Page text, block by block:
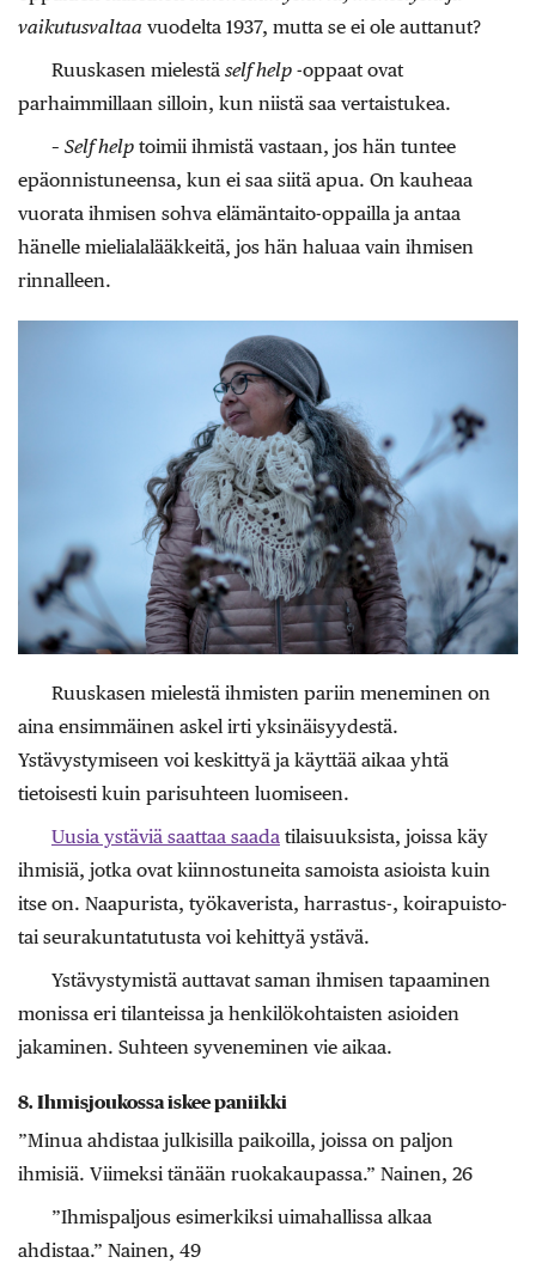
vaikutusvaltaa vuodelta 1937, mutta se ei ole auttanut?
Ruuskasen mielestä self help -oppaat ovat
parhaimmillaan silloin, kun niistä saa vertaistukea.
– Self help toimii ihmistä vastaan, jos hän tuntee
epäonnistuneensa, kun ei saa siitä apua. On kauheaa
vuorata ihmisen sohva elämäntaito-oppailla ja antaa
hänelle mielialalääkkeitä, jos hän haluaa vain ihmisen
rinnalleen.
Ruuskasen mielestä ihmisten pariin meneminen on
aina ensimmäinen askel irti yksinäisyydestä.
Ystävystymiseen voi keskittyä ja käyttää aikaa yhtä
tietoisesti kuin parisuhteen luomiseen.
Uusia ystäviä saattaa saada tilaisuuksista, joissa käy
ihmisiä, jotka ovat kiinnostuneita samoista asioista kuin
itse on. Naapurista, työkaverista, harrastus-, koirapuisto-
tai seurakuntatutusta voi kehittyä ystävä.
Ystävystymistä auttavat saman ihmisen tapaaminen
monissa eri tilanteissa ja henkilökohtaisten asioiden
jakaminen. Suhteen syveneminen vie aikaa.
8. Ihmisjoukossa iskee paniikki
”Minua ahdistaa julkisilla paikoilla, joissa on paljon
ihmisiä. Viimeksi tänään ruokakaupassa.” Nainen, 26
”Ihmispaljous esimerkiksi uimahallissa alkaa
ahdistaa.” Nainen, 49